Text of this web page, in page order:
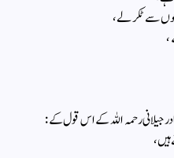
سے ٹکر لے،
جیلانی رحمہ اللہ کے اس قول کے: